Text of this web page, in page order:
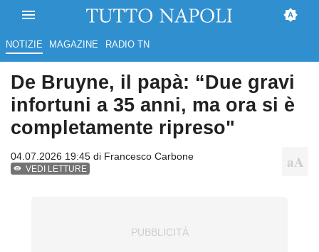
NOTIZIE MAGAZINE RADIO TN
De Bruyne, il papà: “Due gravi
infortuni a 35 anni, ma ora si è
completamente ripreso"
04.07.2026 19:45 di Francesco Carbone
VEDI LETTURE